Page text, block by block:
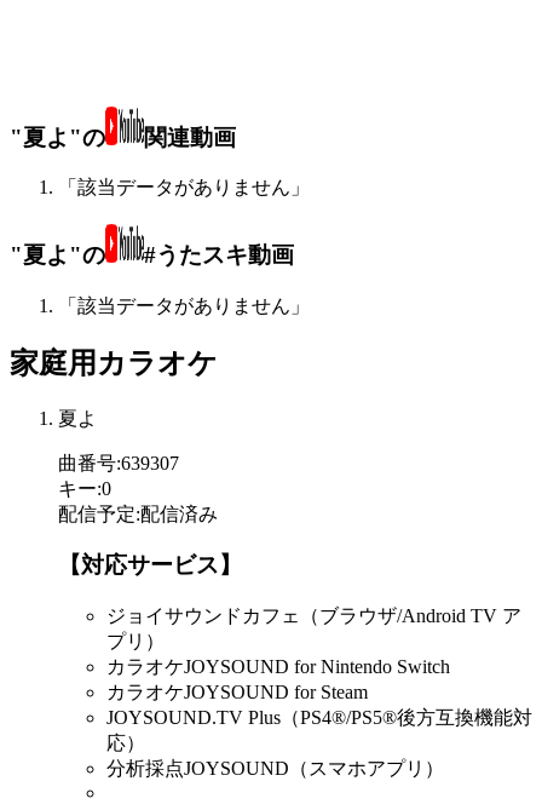
"夏よ"の 関連動画
「該当データがありません」
"夏よ"の #うたスキ動画
「該当データがありません」
家庭用カラオケ
夏よ
曲番号:639307
キー:0
配信予定:配信済み
【対応サービス】
ジョイサウンドカフェ（ブラウザ/Android TV ア
プリ）
カラオケJOYSOUND for Nintendo Switch
カラオケJOYSOUND for Steam
JOYSOUND.TV Plus（PS4®/PS5®後方互換機能対
応）
分析採点JOYSOUND（スマホアプリ）